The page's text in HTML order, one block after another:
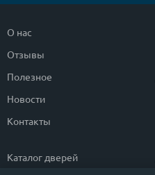
О нас
Отзывы
Полезное
Новости
Контакты
Каталог дверей